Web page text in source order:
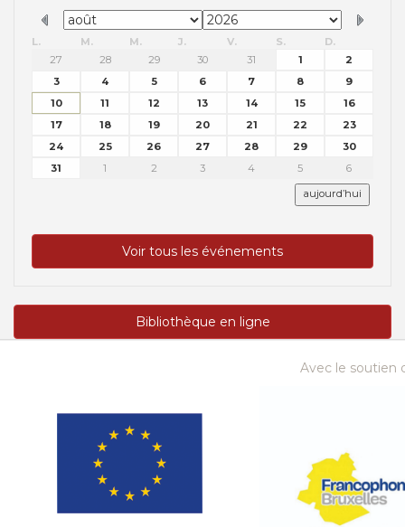
L. M. M. J. V. S.
D.
27
28 29 30 31 1
2
3
4 5 6 7 8
9
10
11 12 13 14 15
16
17
18 19 20 21 22
23
24
25 26 27 28 29
30
31
1 2 3 4 5 6
aujourd’hui
Voir tous les événements
Bibliothèque en ligne
Avec le soutien